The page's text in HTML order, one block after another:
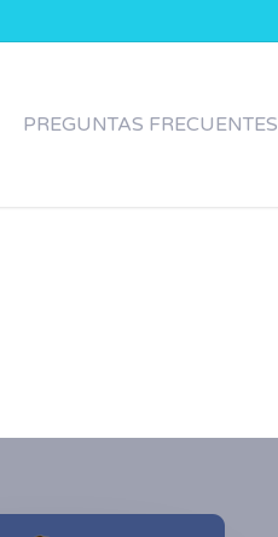
PREGUNTAS FRECUENTES